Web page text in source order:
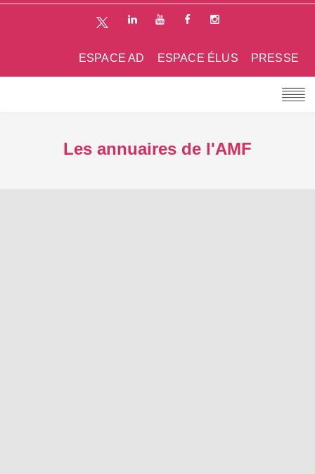
PRESSE
ESPACE ÉLUS
ESPACE AD
Les annuaires de l'AMF